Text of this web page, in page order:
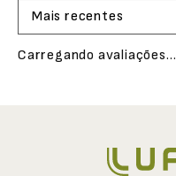
Mais recentes
Carregando avaliações…